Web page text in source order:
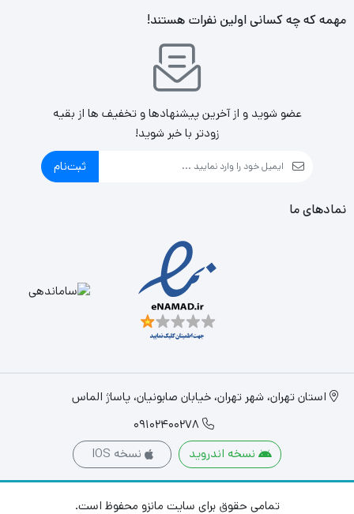
شعار Korkmaz این است: تولید بهتر، جدیدتر، زیباتر و شایسته تر
سنسور ضد سر ریز
مهمه که چه کسانی اولین نفرات هستند!
عضو شوید و از آخرین پیشنهادها و تخفیف ها از بقیه
زودتر با خبر شوید!
ثبت‌نام
نمادهای ما
استان تهران، شهر تهران، خیابان صابونیان، پاساژ الماس
09102400278
نسخه اندروید
نسخه IOS
تمامی حقوق برای سایت مانزو محفوظ است.